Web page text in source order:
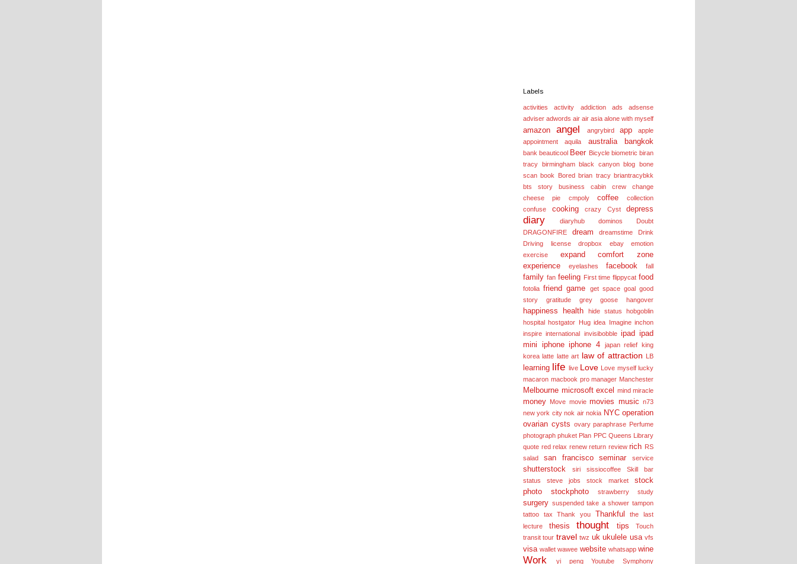
Labels
activities activity addiction ads
adsense
adviser adwords air air asia alone with myself
amazon angel angrybird app
apple
appointment
aquila australia bangkok
bank beauticool Beer Bicycle biometric biran
tracy birmingham black canyon blog bone
scan book Bored brian tracy briantracybkk
bts story
business cabin crew
change
cheese pie
cmpoly coffee
collection
confuse
cooking crazy Cyst depress
diary diaryhub dominos
Doubt
DRAGONFIRE
dream dreamstime
Drink
Driving license
dropbox ebay
emotion
exercise
expand comfort zone
experience
eyelashes facebook fall
family fan feeling First time flippycat food
fotolia friend game get space goal good
story
gratitude grey goose hangover
happiness health hide status
hobgoblin
hospital hostgator Hug idea Imagine inchon
inspire international invisibobble ipad ipad
mini
iphone iphone 4 japan relief king
korea latte latte art law of attraction LB
learning life live Love Love myself lucky
macaron macbook pro manager Manchester
Melbourne microsoft excel mind miracle
money Move movie movies music n73
new york city nok air nokia NYC operation
ovarian cysts ovary paraphrase Perfume
photograph phuket Plan PPC Queens Library
quote red relax renew return review rich RS
salad
san francisco seminar service
shutterstock siri sissiocoffee
Skill bar
status
steve jobs stock market
stock
photo
stockphoto strawberry study
surgery suspended take a shower tampon
tattoo
tax Thank you Thankful
the last
lecture
thesis thought tips
Touch
transit tour travel twz uk ukulele usa vfs
visa wallet wawee website whatsapp wine
Work yi peng Youtube Symphony